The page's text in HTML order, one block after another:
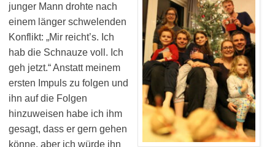
junger Mann drohte nach
einem länger schwelenden
Konflikt: „Mir reicht’s. Ich
hab die Schnauze voll. Ich
geh jetzt.“ Anstatt meinem
ersten Impuls zu folgen und
ihn auf die Folgen
hinzuweisen habe ich ihm
gesagt, dass er gern gehen
könne, aber ich würde ihn